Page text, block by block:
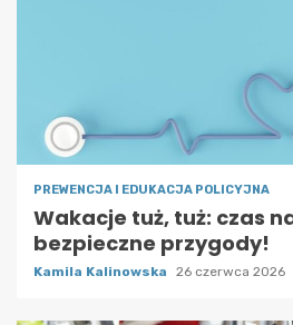
PREWENCJA I EDUKACJA POLICYJNA
Wakacje tuż, tuż: czas
bezpieczne przygody!
Kamila Kalinowska 26 czerwca 2026